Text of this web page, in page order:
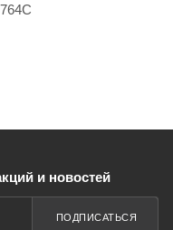
и новостей
ПОДПИСАТЬСЯ